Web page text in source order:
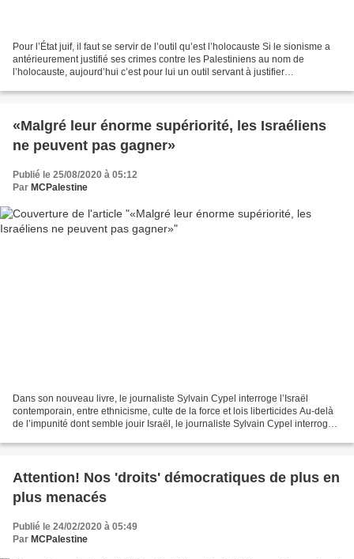
Pour l’État juif, il faut se servir de l’outil qu’est l’holocauste Si le sionisme a
antérieurement justifié ses crimes contre les Palestiniens au nom de
l’holocauste, aujourd’hui c’est pour lui un outil servant à justifier
«Malgré leur énorme supériorité, les Israéliens
ne peuvent pas gagner»
Publié le 25/08/2020 à 05:12
Par MCPalestine
Dans son nouveau livre, le journaliste Sylvain Cypel interroge l’Israël
contemporain, entre ethnicisme, culte de la force et lois liberticides Au-delà
de l’impunité dont semble jouir Israël, le journaliste Sylvain Cypel interroge
Attention! Nos 'droits' démocratiques de plus en
plus menacés
Publié le 24/02/2020 à 05:49
Par MCPalestine